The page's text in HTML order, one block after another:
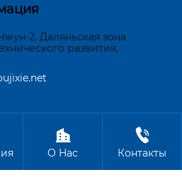
2, Даляньская зона
развития,
Синьцзиян Индустрия

О Hас

Контакты